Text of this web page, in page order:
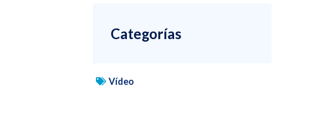
Categorías
Vídeo